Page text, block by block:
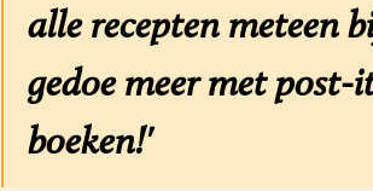
alle recepten meteen
gedoe meer met post-
boeken!'